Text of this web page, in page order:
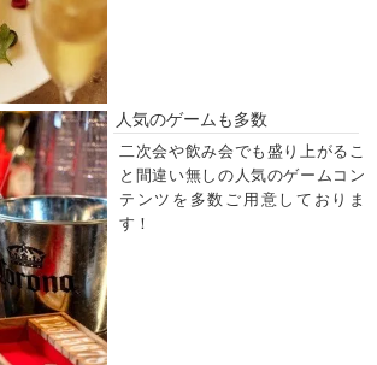
人気のゲームも多数
二次会や飲み会でも盛り上がるこ
と間違い無しの人気のゲームコン
テンツを多数ご用意しておりま
す！